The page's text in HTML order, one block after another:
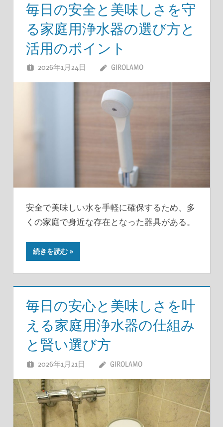
毎日の安全と美味しさを守
る家庭用浄水器の選び方と
活用のポイント
2026年1月24日 GIROLAMO
安全で美味しい水を手軽に確保するため、多
くの家庭で身近な存在となった器具がある。
続きを読む
毎日の安心と美味しさを叶
える家庭用浄水器の仕組み
と賢い選び方
2026年1月21日 GIROLAMO